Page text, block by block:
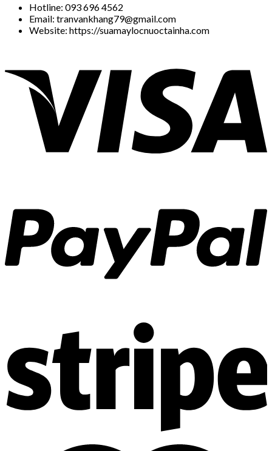
Hotline: 093 696 4562
Email: tranvankhang79@gmail.com
Website: https://suamaylocnuoctainha.com